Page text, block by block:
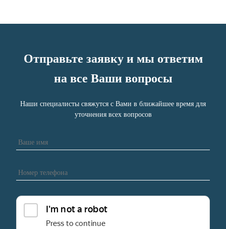
Отправьте заявку и мы ответим
на все Ваши вопросы
Наши специалисты свяжутся с Вами в ближайшее время для
уточнения всех вопросов